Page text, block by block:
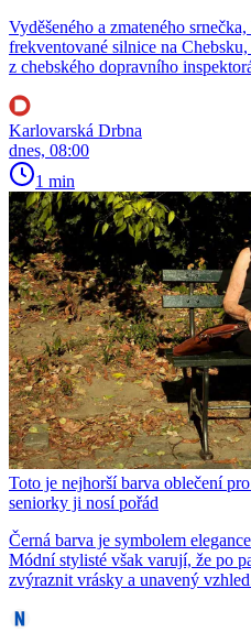
Vyděšeného a zmateného
frekventované silnice na
z chebského dopravního
Karlovarská Drbna
dnes, 08:00
1 min
Toto je nejhorší barva oblečení
seniorky ji nosí pořád
Černá barva je symbolem
Módní stylisté však varují, že po
zvýraznit vrásky a unavený